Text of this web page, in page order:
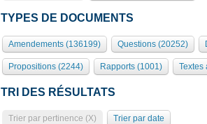
TYPES DE DOCUMENTS
Amendements (136199) Questions (20252)
Propositions (2244) Rapports (1001) Textes
TRI DES RÉSULTATS
Trier par pertinence (X) Trier par date